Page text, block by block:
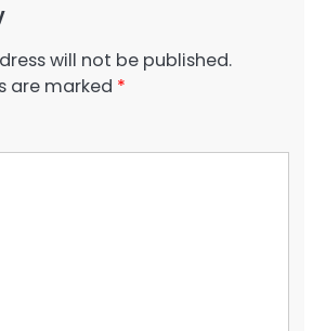
will not be published.
are marked *